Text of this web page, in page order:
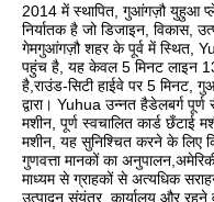
2014 में स्थापित, गुआंगज़ौ युहुआ
निर्यातक है जो डिजाइन, विकास,
गेमगुआंगज़ौ शहर के पूर्व में स्थित,
पहुंच है, यह केवल 5 मिनट लाइन
है,राउंड-सिटी हाईवे पर 5 मिनट,
द्वारा। Yuhua उन्नत हैडेलबर्ग
मशीन, पूर्ण स्वचालित कार्ड छँटाई
मशीन, यह सुनिश्चित करने के लिए
गुणवत्ता मानकों का
माध्यम से ग्राहकों से अत्यधिक
उत्पादन संयंत्र, कार्यालय और